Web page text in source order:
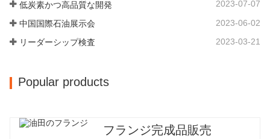
ーは、同じ業界で 15…
50,000平方メートル、建物周囲の面積は
25,000平方メートルです。従業員数は
260 名、エンジニアリング技術者は 46
低炭素かつ高品質な開発 2023-07-07
中国国際石油展示会 2023-06-02
リーダーシップ検査 2023-03-21
Popular products
フランジ完成品販売